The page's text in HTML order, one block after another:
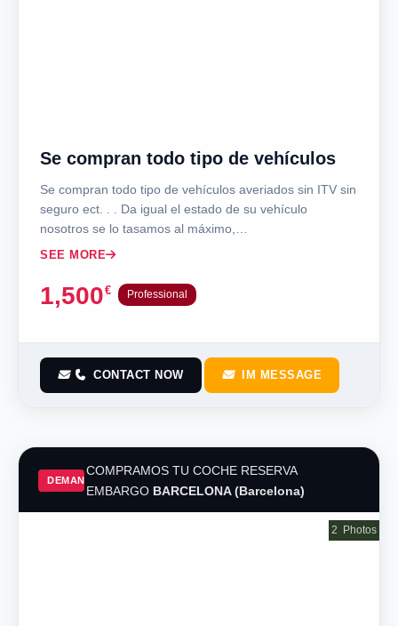
Se compran todo tipo de vehículos
Se compran todo tipo de vehículos averiados sin ITV sin
seguro ect. . . Da igual el estado de su vehículo
nosotros se lo tasamos al máximo,…
SEE MORE
1,500€ Professional
CONTACT NOW IM MESSAGE
DEMAND
COMPRAMOS TU COCHE RESERVA
EMBARGOBARCELONA (Barcelona)
2 Photos